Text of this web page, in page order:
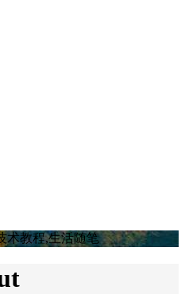
术教程,生活随笔